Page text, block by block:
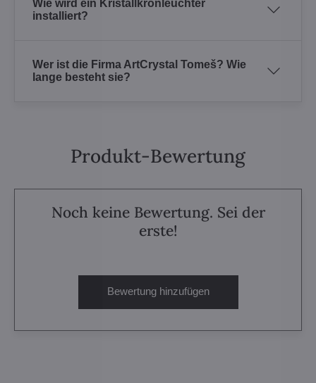
Wie wird ein Kristallkronleuchter
installiert?
Wer ist die Firma ArtCrystal Tomeš? Wie
lange besteht sie?
Produkt-Bewertung
Noch keine Bewertung. Sei der
erste!
Bewertung hinzufügen